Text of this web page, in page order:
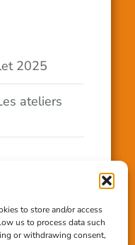
to store and/or access
us to process data such
or withdrawing consent,
2025
ateliers
Paille